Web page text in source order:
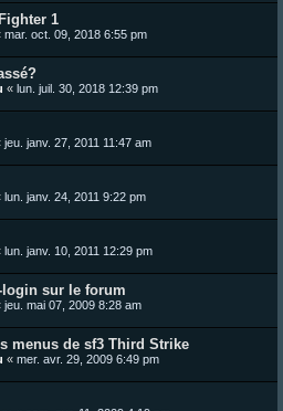
1
mar. oct. 09, 2018 6:55 pm
« lun. juil. 30, 2018 12:39 pm
jeu. janv. 27, 2011 11:47 am
lun. janv. 24, 2011 9:22 pm
lun. janv. 10, 2011 12:29 pm
sur le forum
jeu. mai 07, 2009 8:28 am
menus de sf3 Third Strike
« mer. avr. 29, 2009 6:49 pm